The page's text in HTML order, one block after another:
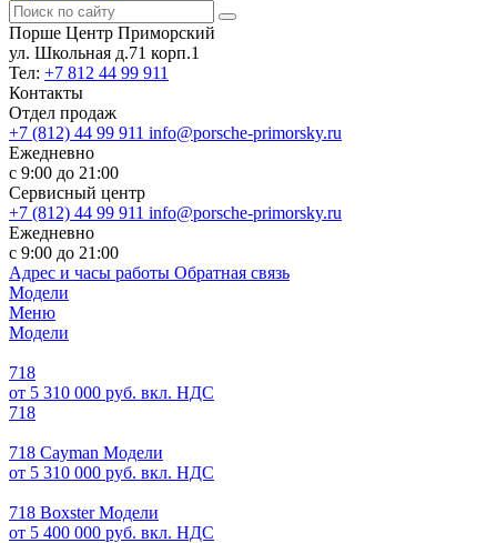
Порше Центр Приморский
ул. Школьная д.71 корп.1
Тел: +7 812 44 99 911
Контакты
Отдел продаж
+7 (812) 44 99 911 info@porsche-primorsky.ru
Ежедневно
с 9:00 до 21:00
Сервисный центр
+7 (812) 44 99 911 info@porsche-primorsky.ru
Ежедневно
с 9:00 до 21:00
Адрес и часы работы Обратная связь
Модели
Меню
Модели
718
от 5 310 000 руб. вкл. НДС
718
718 Cayman Модели
от 5 310 000 руб. вкл. НДС
718 Boxster Модели
от 5 400 000 руб. вкл. НДС